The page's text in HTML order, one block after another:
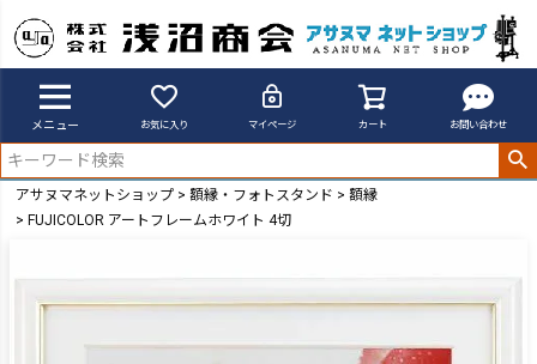
メニュー お気に入り マイページ カート お問い合わせ
アサヌマネットショップ 額縁・フォトスタンド
額縁
FUJICOLOR アートフレームホワイト 4切